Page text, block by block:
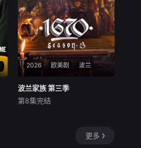
善后工作展开
2026 欧美剧 波兰
波兰家族 第三季
未知
向波兰电影学院（Polski Insty
波兰家族 第三季
第8集完结
更多